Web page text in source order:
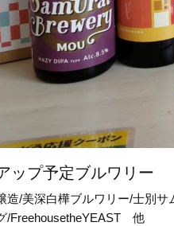
ップ予定ブルワリー
造/美深白樺ブルワリー/士別サ
/FreehousetheYEAST 他